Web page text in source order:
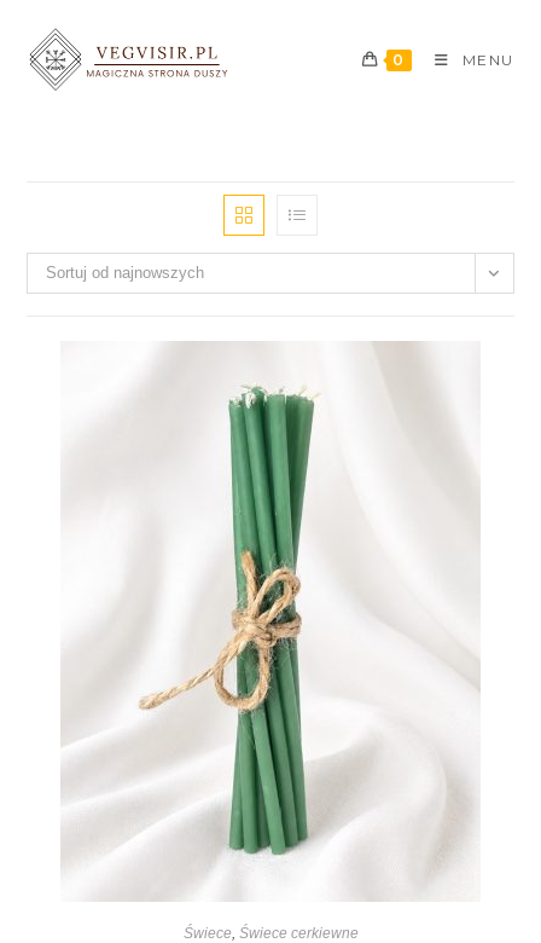
0 MENU
Sortuj od najnowszych
Świece, Świece cerkiewne